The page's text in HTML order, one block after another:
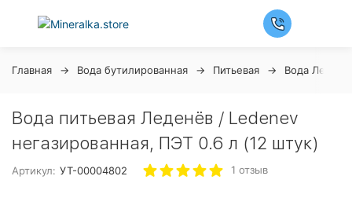
Главная Вода бутилированная Питьевая Вода
Вода питьевая Леденёв / Ledenev
негазированная, ПЭТ 0.6 л (12 штук)
Артикул: УТ-00004802 1 отзыв